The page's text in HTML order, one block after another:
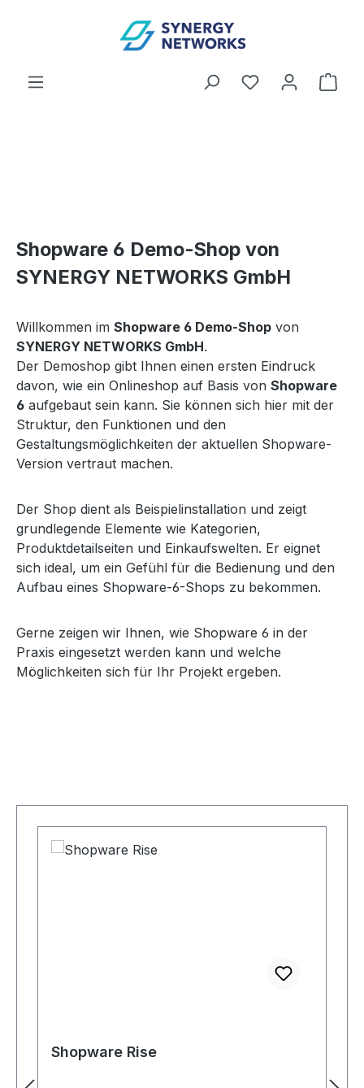
Zum Hauptinhalt springen
Du hast 0
Shopware 6 Demo-Shop von
SYNERGY NETWORKS GmbH
Willkommen im Shopware 6 Demo-Shop von
SYNERGY NETWORKS GmbH.
Der Demoshop gibt Ihnen einen ersten Eindruck
davon, wie ein Onlineshop auf Basis von Shopware
6 aufgebaut sein kann. Sie können sich hier mit der
Struktur, den Funktionen und den
Gestaltungsmöglichkeiten der aktuellen Shopware-
Version vertraut machen.
Der Shop dient als Beispielinstallation und zeigt
grundlegende Elemente wie Kategorien,
Produktdetailseiten und Einkaufswelten. Er eignet
sich ideal, um ein Gefühl für die Bedienung und den
Aufbau eines Shopware-6-Shops zu bekommen.
Gerne zeigen wir Ihnen, wie Shopware 6 in der
Praxis eingesetzt werden kann und welche
Möglichkeiten sich für Ihr Projekt ergeben.
Shopware Rise